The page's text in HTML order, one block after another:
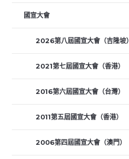
國宣大會
2026第八屆國宣大會（吉隆坡）
2021第七屆國宣大會（香港）
2016第六屆國宣大會（台灣）
2011第五屆國宣大會（香港）
2006第四屆國宣大會（澳門）